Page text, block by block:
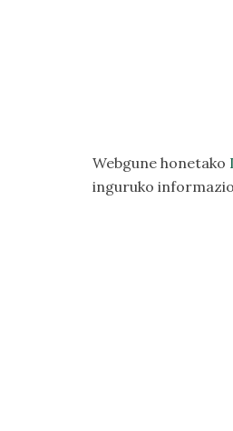
Webgune honetako
inguruko